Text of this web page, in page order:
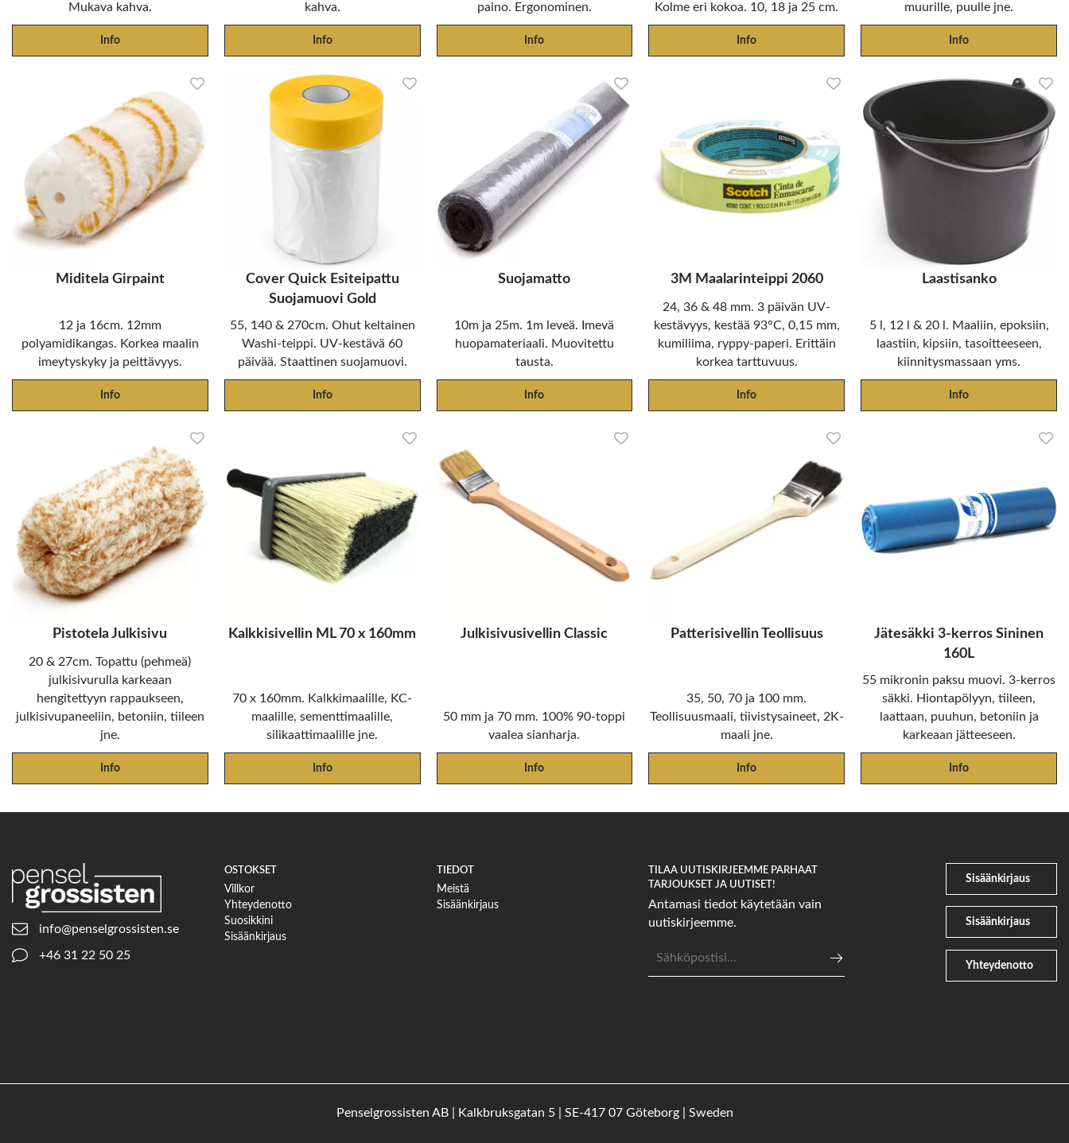
Mukava kahva.
Info
kahva.
Info
paino. Ergonominen.
Info
Kolme eri kokoa. 10, 18 ja 25 cm.
Info
muurille, puulle jne.
Info
Miditela Girpaint
12 ja 16cm. 12mm
polyamidikangas. Korkea maalin
imeytyskyky ja peittävyys.
Info
Cover Quick Esiteipattu
Suojamuovi Gold
55, 140 & 270cm. Ohut keltainen
Washi-teippi. UV-kestävä 60
päivää. Staattinen suojamuovi.
Info
Suojamatto
10m ja 25m. 1m leveä. Imevä
huopamateriaali. Muovitettu
tausta.
Info
3M Maalarinteippi 2060
24, 36 & 48 mm. 3 päivän UV-
kestävyys, kestää 93°C, 0,15 mm,
kumiliima, ryppy-paperi. Erittäin
korkea tarttuvuus.
Info
Laastisanko
5 l, 12 l & 20 l. Maaliin, epoksiin,
laastiin, kipsiin, tasoitteeseen,
kiinnitysmassaan yms.
Info
Pistotela Julkisivu
20 & 27cm. Topattu (pehmeä)
julkisivurulla karkeaan
hengitettyyn rappaukseen,
julkisivupaneeliin, betoniin, tiileen
jne.
Info
Kalkkisivellin ML 70 x 160mm
70 x 160mm. Kalkkimaalille, KC-
maalille, sementtimaalille,
silikaattimaalille jne.
Info
Julkisivusivellin Classic
50 mm ja 70 mm. 100% 90-toppi
vaalea sianharja.
Info
Patterisivellin Teollisuus
35, 50, 70 ja 100 mm.
Teollisuusmaali, tiivistysaineet, 2K-
maali jne.
Info
Jätesäkki 3-kerros Sininen
160L
55 mikronin paksu muovi. 3-kerros
säkki. Hiontapölyyn, tiileen,
laattaan, puuhun, betoniin ja
karkeaan jätteeseen.
Info
info@penselgrossisten.se
+46 31 22 50 25
OSTOKSET
Villkor
Yhteydenotto
Suosikkini
Sisäänkirjaus
TIEDOT
Meistä
Sisäänkirjaus
TILAA UUTISKIRJEEMME PARHAAT
TARJOUKSET JA UUTISET!
Antamasi tiedot käytetään vain
uutiskirjeemme.
Yhteydenotto
Sisäänkirjaus
Sisäänkirjaus
Penselgrossisten AB | Kalkbruksgatan 5 | SE-417 07 Göteborg | Sweden